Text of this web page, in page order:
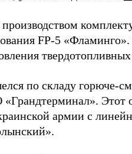
производством
FP-5
по складу горюче-
Этот
армии с